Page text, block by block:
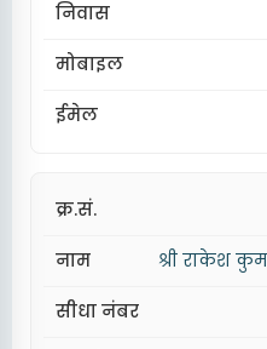
श्री राकेश